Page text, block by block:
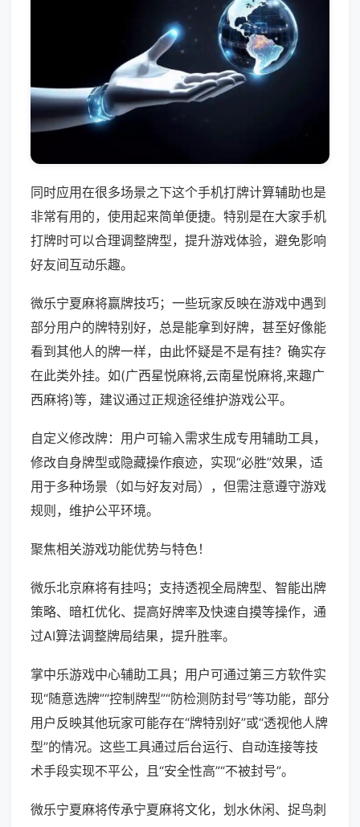
同时应用在很多场景之下这个手机打牌计算辅助也是
非常有用的，使用起来简单便捷。特别是在大家手机
打牌时可以合理调整牌型，提升游戏体验，避免影响
好友间互动乐趣。
微乐宁夏麻将赢牌技巧；一些玩家反映在游戏中遇到
部分用户的牌特别好，总是能拿到好牌，甚至好像能
看到其他人的牌一样，由此怀疑是不是有挂？确实存
在此类外挂。如(广西星悦麻将,云南星悦麻将,来趣广
西麻将)等，建议通过正规途径维护游戏公平。
自定义修改牌：用户可输入需求生成专用辅助工具，
修改自身牌型或隐藏操作痕迹，实现“必胜”效果，适
用于多种场景（如与好友对局），但需注意遵守游戏
规则，维护公平环境。
聚焦相关游戏功能优势与特色！
微乐北京麻将有挂吗；支持透视全局牌型、智能出牌
策略、暗杠优化、提高好牌率及快速自摸等操作，通
过AI算法调整牌局结果，提升胜率。
掌中乐游戏中心辅助工具；用户可通过第三方软件实
现“随意选牌”“控制牌型”“防检测防封号”等功能，部分
用户反映其他玩家可能存在“牌特别好”或“透视他人牌
型”的情况。这些工具通过后台运行、自动连接等技
术手段实现不平公，且“安全性高”“不被封号”。
微乐宁夏麻将传承宁夏麻将文化，划水休闲、捉鸟刺